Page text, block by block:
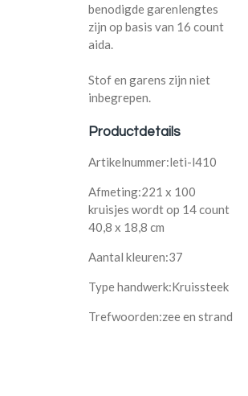
benodigde garenlengtes
zijn op basis van 16 count
aida.
Stof en garens zijn niet
inbegrepen.
Productdetails
Artikelnummer:leti-l410
Afmeting:221 x 100
kruisjes wordt op 14 count
40,8 x 18,8 cm
Aantal kleuren:37
Type handwerk:Kruissteek
Trefwoorden:zee en strand